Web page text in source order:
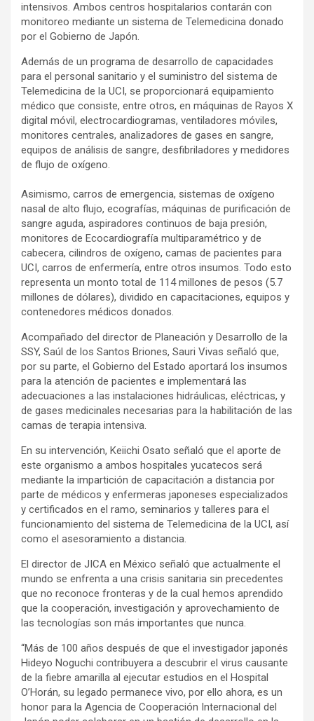
intensivos. Ambos centros hospitalarios contarán con
monitoreo mediante un sistema de Telemedicina donado
por el Gobierno de Japón.
Además de un programa de desarrollo de capacidades
para el personal sanitario y el suministro del sistema de
Telemedicina de la UCI, se proporcionará equipamiento
médico que consiste, entre otros, en máquinas de Rayos X
digital móvil, electrocardiogramas, ventiladores móviles,
monitores centrales, analizadores de gases en sangre,
equipos de análisis de sangre, desfibriladores y medidores
de flujo de oxígeno.
Asimismo, carros de emergencia, sistemas de oxígeno
nasal de alto flujo, ecografías, máquinas de purificación de
sangre aguda, aspiradores continuos de baja presión,
monitores de Ecocardiografía multiparamétrico y de
cabecera, cilindros de oxígeno, camas de pacientes para
UCI, carros de enfermería, entre otros insumos. Todo esto
representa un monto total de 114 millones de pesos (5.7
millones de dólares), dividido en capacitaciones, equipos y
contenedores médicos donados.
Acompañado del director de Planeación y Desarrollo de la
SSY, Saúl de los Santos Briones, Sauri Vivas señaló que,
por su parte, el Gobierno del Estado aportará los insumos
para la atención de pacientes e implementará las
adecuaciones a las instalaciones hidráulicas, eléctricas, y
de gases medicinales necesarias para la habilitación de las
camas de terapia intensiva.
En su intervención, Keiichi Osato señaló que el aporte de
este organismo a ambos hospitales yucatecos será
mediante la impartición de capacitación a distancia por
parte de médicos y enfermeras japoneses especializados
y certificados en el ramo, seminarios y talleres para el
funcionamiento del sistema de Telemedicina de la UCI, así
como el asesoramiento a distancia.
El director de JICA en México señaló que actualmente el
mundo se enfrenta a una crisis sanitaria sin precedentes
que no reconoce fronteras y de la cual hemos aprendido
que la cooperación, investigación y aprovechamiento de
las tecnologías son más importantes que nunca.
“Más de 100 años después de que el investigador japonés
Hideyo Noguchi contribuyera a descubrir el virus causante
de la fiebre amarilla al ejecutar estudios en el Hospital
O’Horán, su legado permanece vivo, por ello ahora, es un
honor para la Agencia de Cooperación Internacional del